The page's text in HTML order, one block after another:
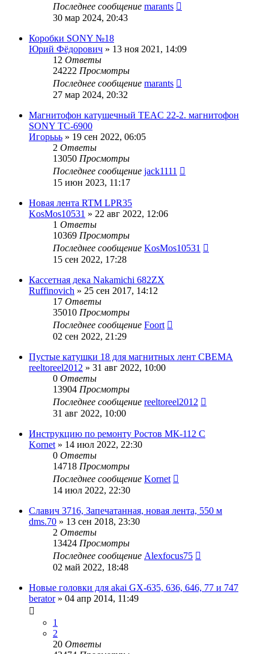
Последнее сообщение marants
30 мар 2024, 20:43
Коробки SONY №18
Юрий Фёдорович » 13 ноя 2021, 14:09
12 Ответы
24222 Просмотры
Последнее сообщение marants
27 мар 2024, 20:32
Магнитофон катушечный TEAC 22-2. магнитофон
SONY ТС-6900
Игорььь » 19 сен 2022, 06:05
2 Ответы
13050 Просмотры
Последнее сообщение jack1111
15 июн 2023, 11:17
Новая лента RTM LPR35
KosMos10531 » 22 авг 2022, 12:06
1 Ответы
10369 Просмотры
Последнее сообщение KosMos10531
15 сен 2022, 17:28
Кассетная дека Nakamichi 682ZX
Ruffinovich » 25 сен 2017, 14:12
17 Ответы
35010 Просмотры
Последнее сообщение Foort
02 сен 2022, 21:29
Пустые катушки 18 для магнитных лент СВЕМА
reeltoreel2012 » 31 авг 2022, 10:00
0 Ответы
13904 Просмотры
Последнее сообщение reeltoreel2012
31 авг 2022, 10:00
Инструкцию по ремонту Ростов МК-112 С
Kornet » 14 июл 2022, 22:30
0 Ответы
14718 Просмотры
Последнее сообщение Kornet
14 июл 2022, 22:30
Славич 3716, Запечатанная, новая лента, 550 м
dms.70 » 13 сен 2018, 23:30
2 Ответы
13424 Просмотры
Последнее сообщение Alexfocus75
02 май 2022, 18:48
Новые головки для akai GX-635, 636, 646, 77 и 747
berator» 04 апр 2014, 11:49
1
2
20 Ответы